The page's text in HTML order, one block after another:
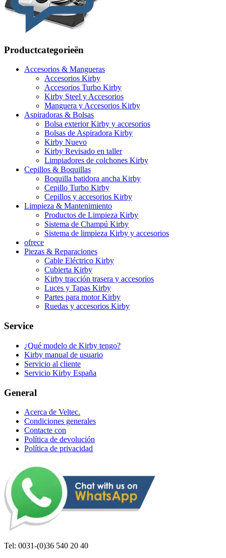
Productcategorieën
Accesorios & Mangueras
Accesorios Kirby
Accesorios Turbo Kirby
Kirby Steel y Accesorios
Manguera y Accesorios Kirby
Aspiradoras & Bolsas
Bolsa exterior Kirby y accesorios
Bolsas de Aspiradora Kirby
Kirby Nuevo
Kirby Revisado en taller
Limpiadores de colchones Kirby
Cepillos & Boquillas
Boquilla batidora ancha Kirby
Cepillo Turbo Kirby
Cepillos y accesorios Kirby
Limpieza & Mantenimiento
Productos de Limpieza Kirby
Sistema de Champú Kirby
Sistema de limpieza Kirby y accesorios
ofrece
Piezas & Reparaciones
Cable Eléctrico Kirby
Cubierta Kirby
Kirby tracción trasera y accesorios
Luces y Tapas Kirby
Partes para motor Kirby
Ruedas y accesorios Kirby
Service
¿Qué modelo de Kirby tengo?
Kirby manual de usuario
Servicio al cliente
Servicio Kirby España
General
Acerca de Veltec.
Condiciones generales
Contacte con
Política de devolución
Política de privacidad
Tel: 0031-(0)36 540 20 40